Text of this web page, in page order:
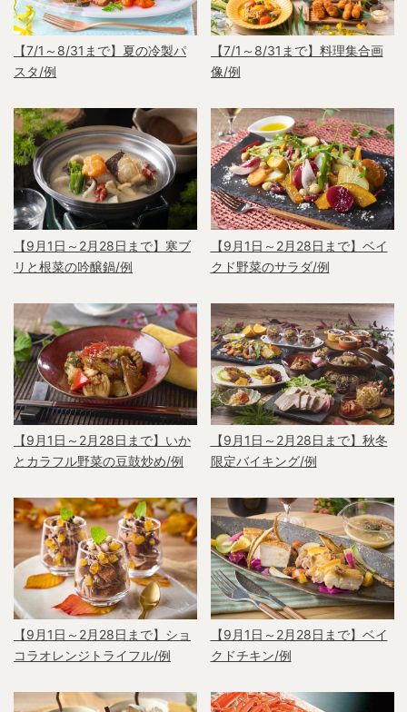
【7/1～8/31まで】夏の冷製パ
スタ/例
【7/1～8/31まで】料理集合画
像/例
【9月1日～2月28日まで】寒ブ
リと根菜の吟醸鍋/例
【9月1日～2月28日まで】ベイ
クド野菜のサラダ/例
【9月1日～2月28日まで】いか
とカラフル野菜の豆鼓炒め/例
【9月1日～2月28日まで】秋冬
限定バイキング/例
【9月1日～2月28日まで】ショ
コラオレンジトライフル/例
【9月1日～2月28日まで】ベイ
クドチキン/例